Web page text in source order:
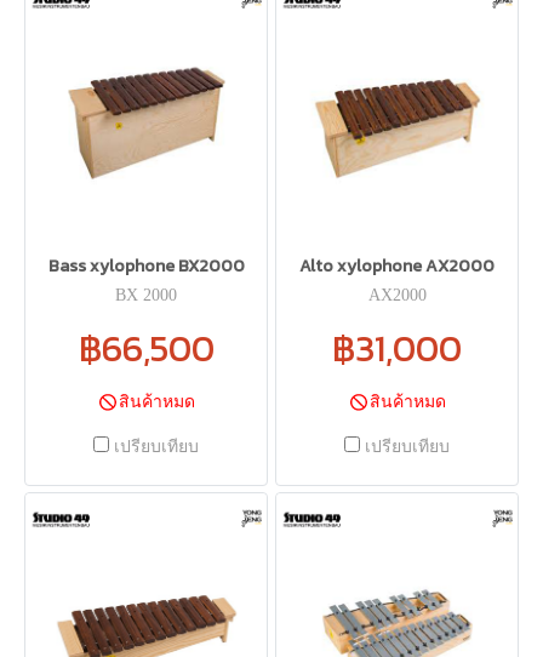
Bass xylophone BX2000
BX 2000
฿66,500
สินค้าหมด
เปรียบเทียบ
Alto xylophone AX2000
AX2000
฿31,000
สินค้าหมด
เปรียบเทียบ